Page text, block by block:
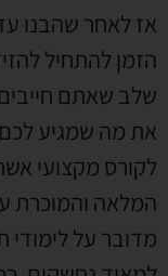
אז לאחר שהבנו
הזמן להתחיל
שלב שאתם
את מה שמגיע
לקורס מקצועי
המלאה והמוכרת
מדובר על